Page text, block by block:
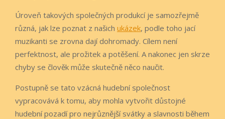
Úroveň takových společných produkcí je samozřejmě
různá, jak lze poznat z našich ukázek, podle toho jací
muzikanti se zrovna dají dohromady. Cílem není
perfektnost, ale prožitek a potěšení. A nakonec jen skrze
chyby se člověk může skutečně něco naučit.
Postupně se tato vzácná hudební společnost
vypracovává k tomu, aby mohla vytvořit důstojné
hudební pozadí pro nejrůznější svátky a slavnosti během